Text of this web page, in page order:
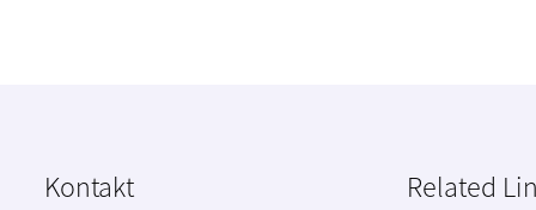
Kontakt Related